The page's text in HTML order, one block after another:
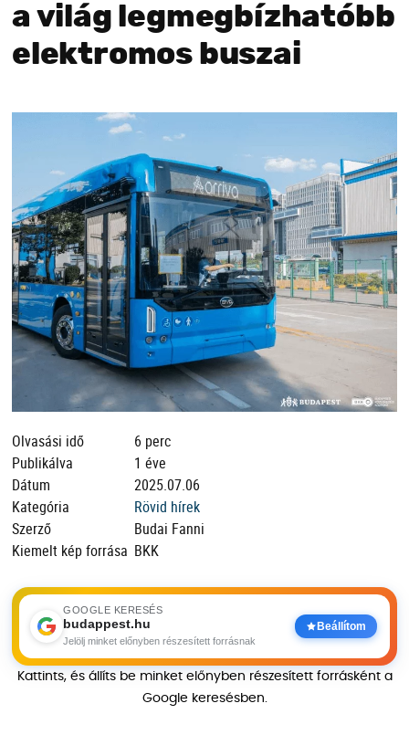
a világ legmegbízhatóbb
elektromos buszai
Olvasási idő
6 perc
Publikálva
1 éve
Dátum
2025.07.06
Kategória
Rövid hírek
Szerző
Budai Fanni
Kiemelt kép forrása BKK
GOOGLE KERESÉS
budappest.hu
Jelölj minket előnyben részesített forrásnak
Beállítom
Kattints, és állíts be minket előnyben részesített forrásként a
Google keresésben.